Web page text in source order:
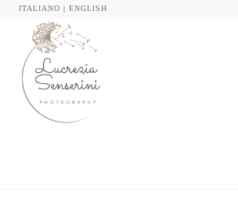
ITALIANO | ENGLISH